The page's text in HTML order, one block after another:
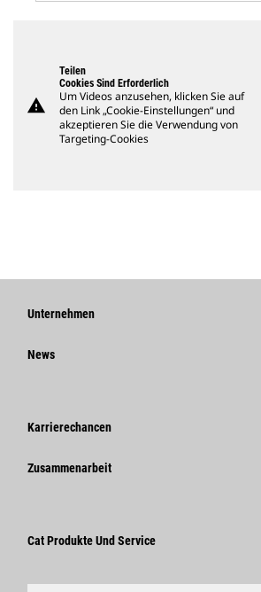
warning
Teilen
Cookies Sind Erforderlich
Um Videos anzusehen, klicken Sie auf
den Link „Cookie-Einstellungen“ und
akzeptieren Sie die Verwendung von
Targeting-Cookies
Unternehmen
Strategie
Verhaltenskodex
Innovation
News
Unternehmensweite Pressemitteilungen
Karrierechancen
Warum Caterpillar?
Zusammenarbeit
Lieferanten
Cat Produkte Und Service